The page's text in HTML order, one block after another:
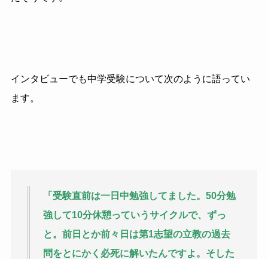
インタビューでも中学受験について次のように語ってい
ます。
「受験直前は一日中勉強してました。50分勉
強して10分休憩っていうサイクルで、ずっ
と。前日とか前々日は第1志望の立教の過去
問をとにかく必死に解いたんですよ。そした